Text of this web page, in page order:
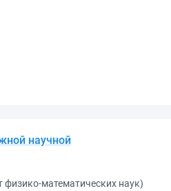
научной
математических наук)